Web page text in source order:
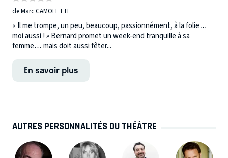
de Marc CAMOLETTI
« Il me trompe, un peu, beaucoup, passionnément, à la folie…
moi aussi ! » Bernard promet un week-end tranquille à sa
femme… mais doit aussi fêter...
En savoir plus
AUTRES PERSONNALITÉS DU THÉÂTRE